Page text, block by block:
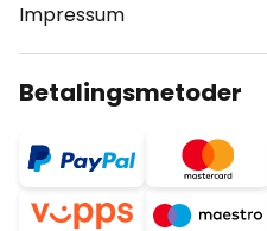
Impressum
Betalingsmetoder